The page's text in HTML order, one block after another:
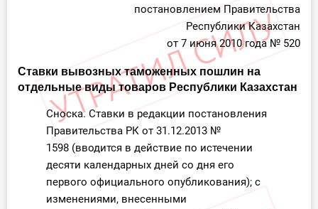
постановлением Правительства
Республики Казахстан
от 7 июня 2010 года № 520
Ставки вывозных таможенных пошлин на
отдельные виды товаров Республики Казахстан
Сноска. Ставки в редакции постановления
Правительства РК от 31.12.2013 №
1598 (вводится в действие по истечении
десяти календарных дней со дня его
первого официального опубликования); с
изменениями, внесенными